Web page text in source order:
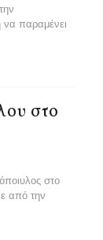
να παραμένει
στο
στο
από την